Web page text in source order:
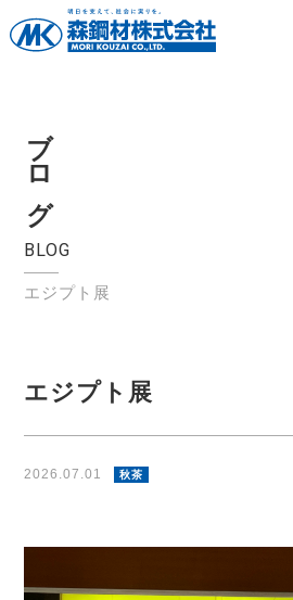
ブログ
BLOG
エジプト展
エジプト展
2026.07.01 秋茶